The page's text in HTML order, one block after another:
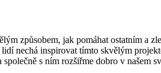
způsobem, jak pomáhat ostatním a
nechá inspirovat tímto skvělým
s ním rozšiřme dobro v našem